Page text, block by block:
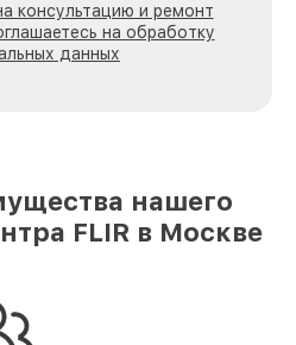
консультацию и ремонт
на обработку
данных
нашего
FLIR в Москве